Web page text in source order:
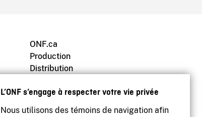
L’ONF s’engage à respecter votre vie privée
Nous utilisons des témoins de navigation afin
ONF.ca
Production
Distribution
Archives